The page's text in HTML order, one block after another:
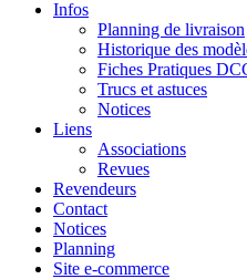
Infos
Planning de livraison
Historique des
Fiches Pratiques
Trucs et astuces
Notices
Liens
Associations
Revues
Revendeurs
Contact
Notices
Planning
Site e-commerce